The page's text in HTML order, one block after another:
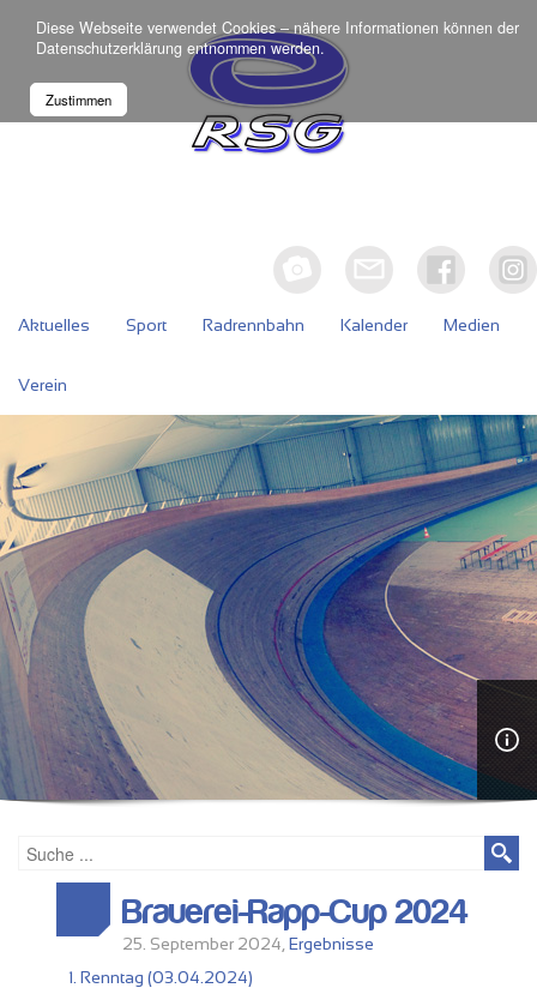
Diese Webseite verwendet Cookies – nähere Informationen können der
Datenschutzerklärung entnommen werden.
Zustimmen
Aktuelles Sport Radrennbahn Kalender Medien
Verein
Brauerei-Rapp-Cup 2024
25. September 2024, Ergebnisse
1. Renntag (03.04.2024)